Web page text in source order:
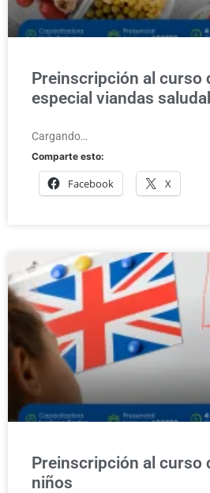
Preinscripción al curso
especial viandas
Cargando…
Comparte esto:
Facebook X
Preinscripción al curso
niños